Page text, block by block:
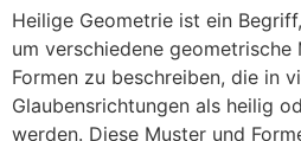
Heilige Geometrie ist ein
um verschiedene geometrische
Formen zu beschreiben, die in
Glaubensrichtungen als heilig
werden. Diese Muster und